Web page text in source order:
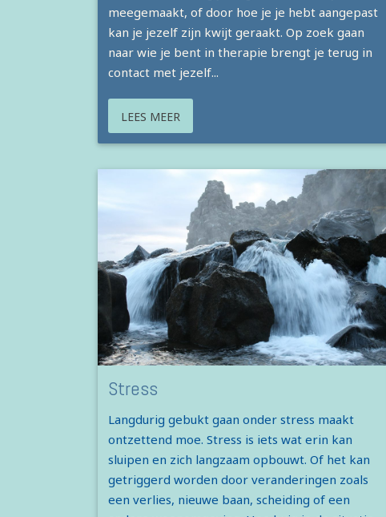
meegemaakt, of door hoe je je hebt aangepast
kan je jezelf zijn kwijt geraakt. Op zoek gaan
naar wie je bent in therapie brengt je terug in
contact met jezelf...
LEES MEER
Stress
Langdurig gebukt gaan onder stress maakt
ontzettend moe. Stress is iets wat erin kan
sluipen en zich langzaam opbouwt. Of het kan
getriggerd worden door veranderingen zoals
een verlies, nieuwe baan, scheiding of een